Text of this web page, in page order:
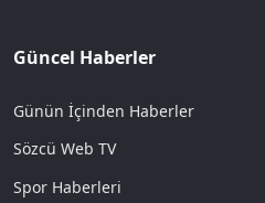
Güncel Haberler
Günün İçinden Haberler
Sözcü Web TV
Spor Haberleri